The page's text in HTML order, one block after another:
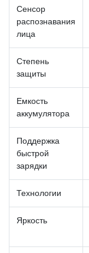
Сенсор
распознавания
лица
Степень
защиты
Емкость
аккумулятора
Поддержка
быстрой
зарядки
Технологии
Яркость